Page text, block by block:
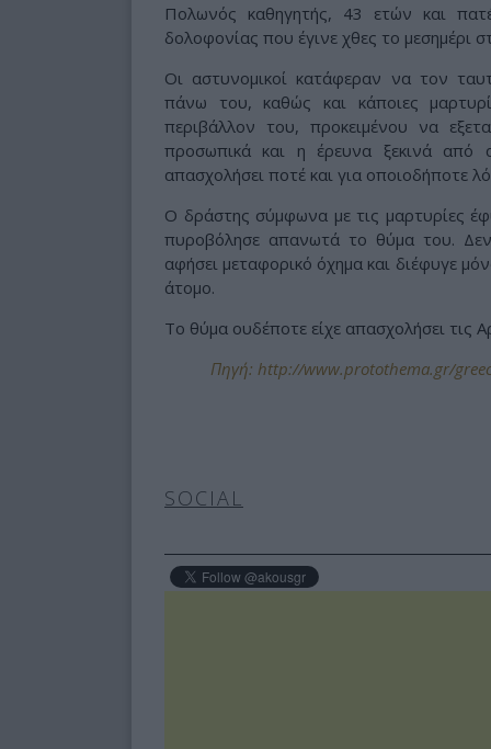
Πολωνός καθηγητής, 43 ετών και
δολοφονίας που έγινε χθες το μεσημέρι
Οι αστυνομικοί κατάφεραν να τον
πάνω του, καθώς και κάποιες
περιβάλλον του, προκειμένου να
προσωπικά και η έρευνα ξεκινά από
απασχολήσει ποτέ και για οποιοδήποτε
Ο δράστης σύμφωνα με τις μαρτυρίες
πυροβόλησε απανωτά το θύμα του. Δεν
αφήσει μεταφορικό όχημα και διέφυγε
άτομο.
Το θύμα ουδέποτε είχε απασχολήσει τις
Πηγή: http://www.protothema.gr/
SOCIAL